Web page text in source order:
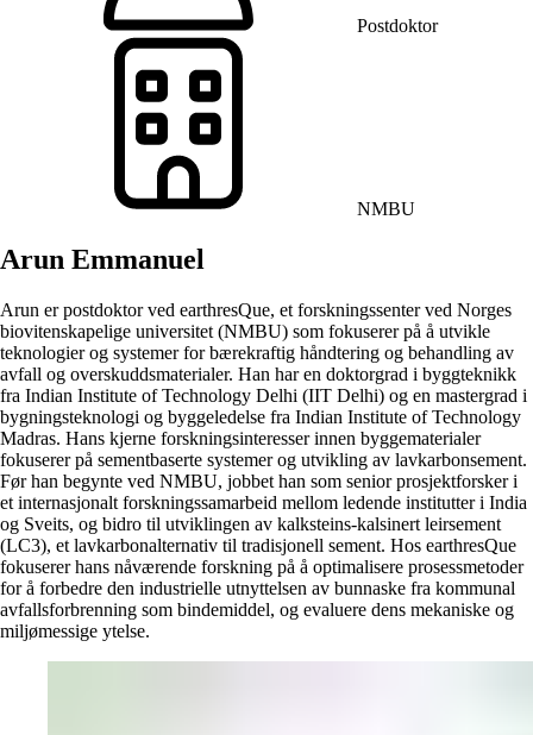
Postdoktor
NMBU
Arun Emmanuel
Arun er postdoktor ved earthresQue, et forskningssenter ved Norges
biovitenskapelige universitet (NMBU) som fokuserer på å utvikle
teknologier og systemer for bærekraftig håndtering og behandling av
avfall og overskuddsmaterialer. Han har en doktorgrad i byggteknikk
fra Indian Institute of Technology Delhi (IIT Delhi) og en mastergrad i
bygningsteknologi og byggeledelse fra Indian Institute of Technology
Madras. Hans kjerne forskningsinteresser innen byggematerialer
fokuserer på sementbaserte systemer og utvikling av lavkarbonsement.
Før han begynte ved NMBU, jobbet han som senior prosjektforsker i
et internasjonalt forskningssamarbeid mellom ledende institutter i India
og Sveits, og bidro til utviklingen av kalksteins-kalsinert leirsement
(LC3), et lavkarbonalternativ til tradisjonell sement. Hos earthresQue
fokuserer hans nåværende forskning på å optimalisere prosessmetoder
for å forbedre den industrielle utnyttelsen av bunnaske fra kommunal
avfallsforbrenning som bindemiddel, og evaluere dens mekaniske og
miljømessige ytelse.